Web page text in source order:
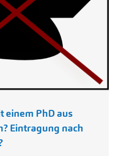
einem PhD aus
Eintragung nach